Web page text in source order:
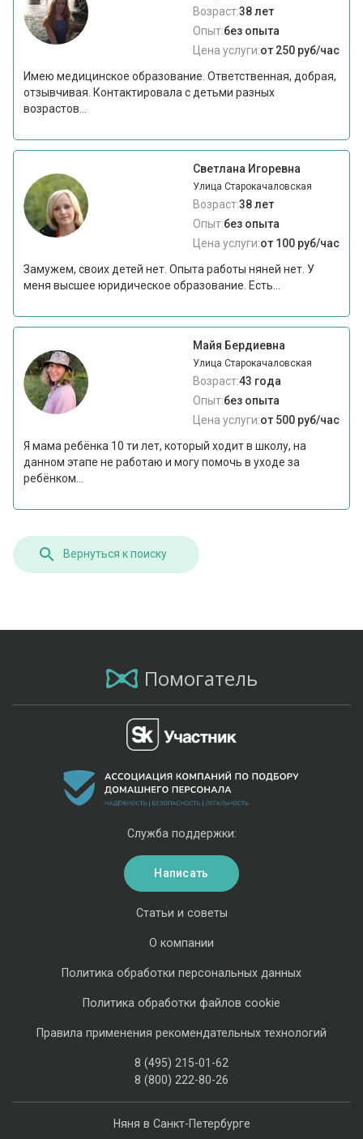
Возраст:38 лет
Опыт:без опыта
Цена услуги:от 250 руб/час
Имею медицинское образование. Ответственная, добрая,
отзывчивая. Контактировала с детьми разных
возрастов...
Светлана Игоревна
Улица Старокачаловская
Возраст:38 лет
Опыт:без опыта
Цена услуги:от 100 руб/час
Замужем, своих детей нет. Опыта работы няней нет. У
меня высшее юридическое образование. Есть...
Майя Бердиевна
Улица Старокачаловская
Возраст:43 года
Опыт:без опыта
Цена услуги:от 500 руб/час
Я мама ребёнка 10 ти лет, который ходит в школу, на
данном этапе не работаю и могу помочь в уходе за
ребёнком...
Вернуться к поиску
Помогатель
Няня в Санкт-Петербурге
Статьи и советы
О компании
Политика обработки персональных данных
Политика обработки файлов cookie
Правила применения рекомендательных технологий
8 (495) 215-01-62
8 (800) 222-80-26
Служба поддержки:
Написать